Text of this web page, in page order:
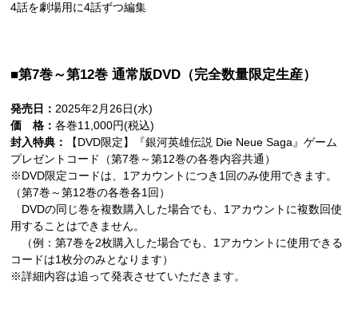
4話を劇場用に4話ずつ編集
■第7巻～第12巻 通常版DVD（完全数量限定生産）
発売日： 2025年2月26日(水)
価 格：各巻11,000円(税込)
封入特典：
【DVD限定】『銀河英雄伝説 Die Neue Saga』ゲーム
プレゼントコード（第7巻～第12巻の各巻内容共通）
※DVD限定コードは、1アカウントにつき1回のみ使用できます。
（第7巻～第12巻の各巻各1回）
DVDの同じ巻を複数購入した場合でも、1アカウントに複数回使
用することはできません。
（例：第7巻を2枚購入した場合でも、1アカウントに使用できる
コードは1枚分のみとなります）
※詳細内容は追って発表させていただきます。